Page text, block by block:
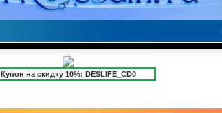
Купон на скидку 10%: DESLIFE_CD0